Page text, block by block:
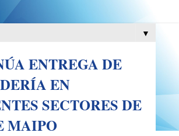
▼
ENTREGA DE
EN
SECTORES DE
MAIPO